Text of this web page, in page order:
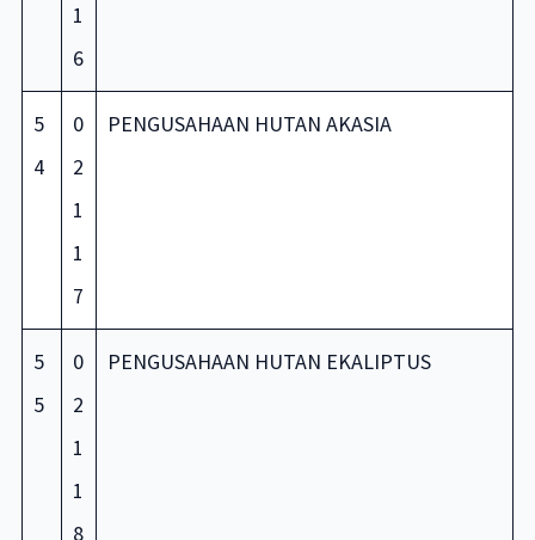
1
6
5
4
0
2
1
1
7
PENGUSAHAAN HUTAN AKASIA
5
5
0
2
1
1
8
PENGUSAHAAN HUTAN EKALIPTUS